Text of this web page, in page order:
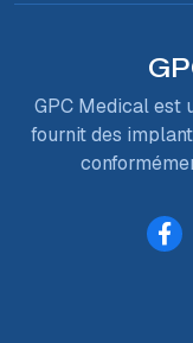
GPC Medical est
fournit des